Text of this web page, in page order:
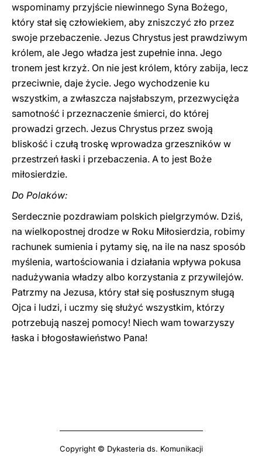
wspominamy przyjście niewinnego Syna Bożego,
który stał się człowiekiem, aby zniszczyć zło przez
swoje przebaczenie. Jezus Chrystus jest prawdziwym
królem, ale Jego władza jest zupełnie inna. Jego
tronem jest krzyż. On nie jest królem, który zabija, lecz
przeciwnie, daje życie. Jego wychodzenie ku
wszystkim, a zwłaszcza najsłabszym, przezwycięża
samotność i przeznaczenie śmierci, do której
prowadzi grzech. Jezus Chrystus przez swoją
bliskość i czułą troskę wprowadza grzeszników w
przestrzeń łaski i przebaczenia. A to jest Boże
miłosierdzie.
Do Polaków:
Serdecznie pozdrawiam polskich pielgrzymów. Dziś,
na wielkopostnej drodze w Roku Miłosierdzia, robimy
rachunek sumienia i pytamy się, na ile na nasz sposób
myślenia, wartościowania i działania wpływa pokusa
nadużywania władzy albo korzystania z przywilejów.
Patrzmy na Jezusa, który stał się posłusznym sługą
Ojca i ludzi, i uczmy się służyć wszystkim, którzy
potrzebują naszej pomocy! Niech wam towarzyszy
łaska i błogosławieństwo Pana!
Copyright © Dykasteria ds. Komunikacji